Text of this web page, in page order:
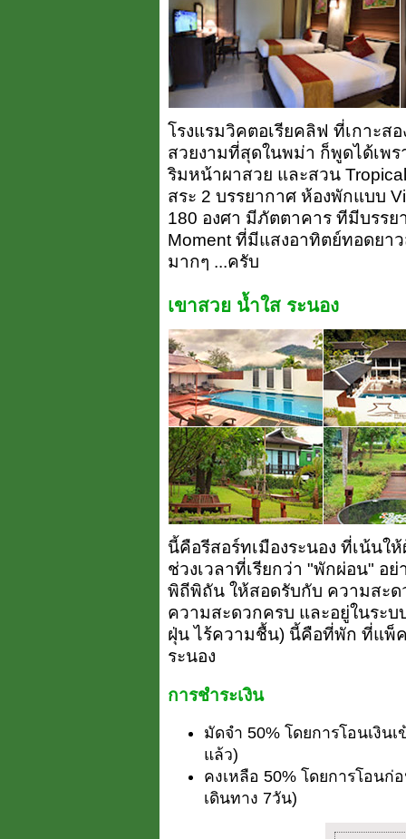
โรงแรมวิคตอเรียคลิฟ ที่เกาะส
สวยงามที่สุดในพม่า ก็พูดได้เพ
ริมหน้าผาสวย และสวน
สระ 2 บรรยากาศ ห้องพักแบบ
180 องศา มีภัตตาคาร ทีมีบรร
Moment ที่มีแสงอาทิตย์ทอดยา
มากๆ ...ครับ
เขาสวย น้ำใส ระนอง
นี้คือรีสอร์ทเมืองระนอง ที่เน้น
ช่วงเวลาที่เรียกว่า "พักผ่อน" อ
พิถีพิถัน ให้สอดรับกับ ความสะด
ความสะดวกครบ และอยู่ในระบ
ฝุ่น ไร้ความชื้น) นี้คือที่พัก ที่แพ็ค
ระนอง
การชำระเงิน
มัดจำ 50% โดยการโอนเงิน
แล้ว)
คงเหลือ 50% โดยการโอน
เดินทาง 7วัน)